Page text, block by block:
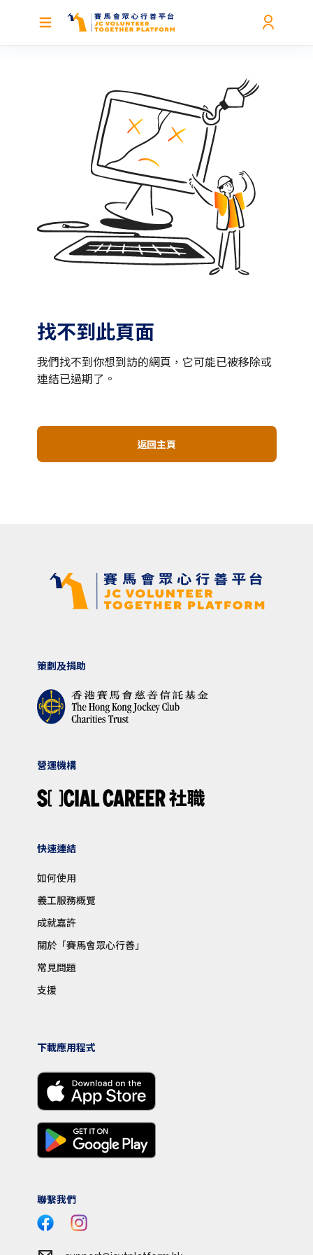
找不到此頁面
我們找不到你想到訪的網頁，它可能已被移除或
連結已過期了。
返回主頁
策劃及捐助
營運機構
快速連結
如何使用
義工服務概覽
成就嘉許
關於「賽馬會眾心行善」
常見問題
支援
下載應用程式
聯繫我們